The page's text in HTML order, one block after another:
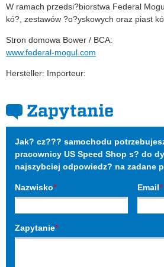
W ramach przedsi?biorstwa Federal
kó?, zestawów ?o?yskowych oraz piast
Stron domowa Bower / BCA:
www.federal-mogul.com
Hersteller: Importeur:
Zapytanie
Jak? cz??? samochodu
pracownicy US Speed Shop s? do
najszybciej odpowiedz? na zadane
Nazwisko* Email*
Zapytanie*